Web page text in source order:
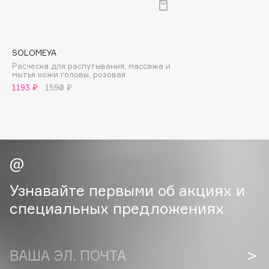
Bvlgari
by TERRY
BY WISHTREND
Cadence
Capelli Dorati
Carbon Theory
Catrice
SOLOMEYA
Расческа для распутывания, массажа и
мытья кожи головы, розовая
1193 ₽
1590 ₽
Узнавайте первыми об акциях и
специальных предложениях
ВАША ЭЛ. ПОЧТА